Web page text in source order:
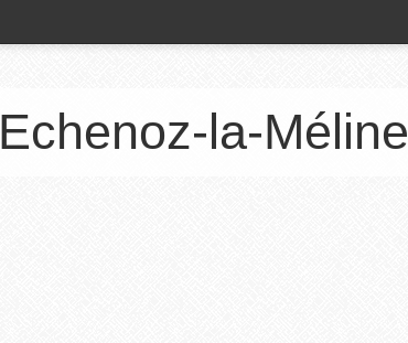
Echenoz-la-Méline